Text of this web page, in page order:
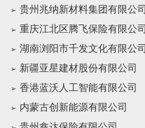
贵州兆纳新材料集团有限公司
重庆江北区腾飞保险有限公司
湖南浏阳市千发文化有限公司
新疆亚星建材股份有限公司
香港蓝沃人工智能有限公司
内蒙古创新能源有限公司